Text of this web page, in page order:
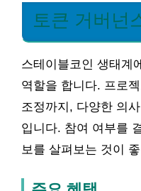
토큰 거버넌
스테이블코인 생태계
역할을 합니다. 프로
조정까지, 다양한 의
입니다. 참여 여부를
보를 살펴보는 것이